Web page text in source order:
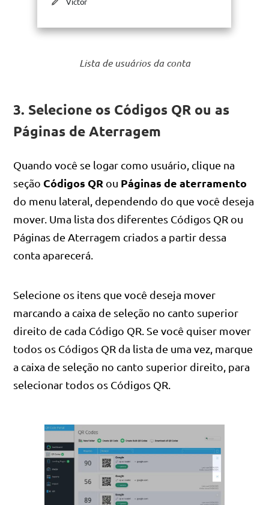
Lista de usuários da conta
3. Selecione os Códigos QR ou as
Páginas de Aterragem
Quando você se logar como usuário, clique na
seção Códigos QR ou Páginas de aterramento
do menu lateral, dependendo do que você deseja
mover. Uma lista dos diferentes Códigos QR ou
Páginas de Aterragem criados a partir dessa
conta aparecerá.
Selecione os itens que você deseja mover
marcando a caixa de seleção no canto superior
direito de cada Código QR. Se você quiser mover
todos os Códigos QR da lista de uma vez, marque
a caixa de seleção no canto superior direito, para
selecionar todos os Códigos QR.